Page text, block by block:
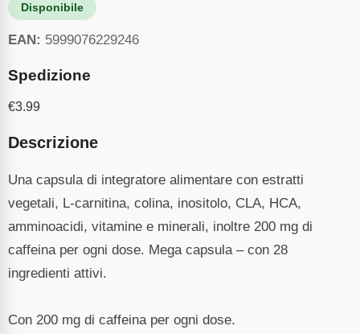
Disponibile
EAN: 5999076229246
Spedizione
€3.99
Descrizione
Una capsula di integratore alimentare con estratti
vegetali, L-carnitina, colina, inositolo, CLA, HCA,
amminoacidi, vitamine e minerali, inoltre 200 mg di
caffeina per ogni dose. Mega capsula – con 28
ingredienti attivi.
Con 200 mg di caffeina per ogni dose.